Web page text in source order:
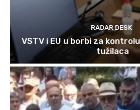
RADAR DESK
VSTV i EU u borbi za
tužilaca